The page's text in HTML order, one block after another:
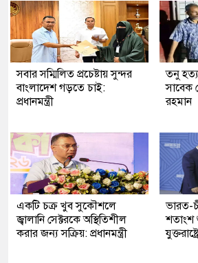
সবার সম্মিলিত প্রচেষ্টায় সুন্দর
বাংলাদেশ গড়তে চাই:
প্রধানমন্ত্রী
তনু
সাবেক
রহমান
একটি চক্র খুব সুকৌশলে
জ্বালানি সেক্টরকে অস্থিতিশীল
করার জন্য সক্রিয়: প্রধানমন্ত্রী
ভারত-
শতাংশ